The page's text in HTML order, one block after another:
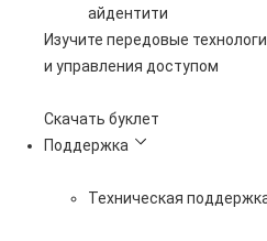
айдентити
Изучите передовые
и управления доступом
Скачать буклет
Поддержка
Техническая